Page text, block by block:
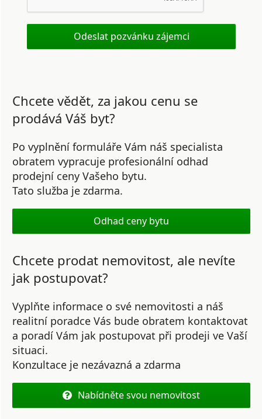
Chcete vědět, za jakou cenu se
prodává Váš byt?
Po vyplnění formuláře Vám náš specialista
obratem vypracuje profesionální odhad
prodejní ceny Vašeho bytu.
Tato služba je zdarma.
Odhad ceny bytu
Chcete prodat nemovitost, ale nevíte
jak postupovat?
Vyplňte informace o své nemovitosti a náš
realitní poradce Vás bude obratem kontaktovat
a poradí Vám jak postupovat při prodeji ve Vaší
situaci.
Konzultace je nezávazná a zdarma
Nabídněte svou nemovitost